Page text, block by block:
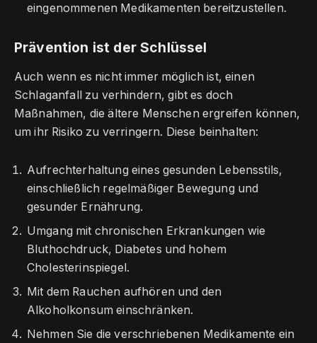
eingenommenen Medikamenten bereitzustellen.
Prävention ist der Schlüssel
Auch wenn es nicht immer möglich ist, einen
Schlaganfall zu verhindern, gibt es doch
Maßnahmen, die ältere Menschen ergreifen können,
um ihr Risiko zu verringern. Diese beinhalten:
Aufrechterhaltung eines gesunden Lebensstils,
einschließlich regelmäßiger Bewegung und
gesunder Ernährung.
Umgang mit chronischen Erkrankungen wie
Bluthochdruck, Diabetes und hohem
Cholesterinspiegel.
Mit dem Rauchen aufhören und den
Alkoholkonsum einschränken.
Nehmen Sie die verschriebenen Medikamente ein